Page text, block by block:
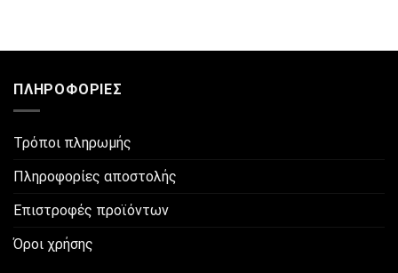
έχει
παραλλαγές.
μπορούν
επιλεγούν
στη
σελίδα
ΠΛΗΡΟΦΟΡΊΕΣ
Τρόποι πληρωμής
Πληροφορίες αποστολής
Επιστροφές προϊόντων
Όροι χρήσης